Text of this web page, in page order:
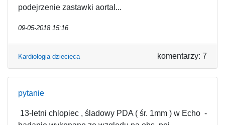
podejrzenie zastawki aortal...
09-05-2018 15:16
Kardiologia dziecięca komentarzy: 7
pytanie
13-letni chlopiec , śladowy PDA ( śr. 1mm ) w Echo -